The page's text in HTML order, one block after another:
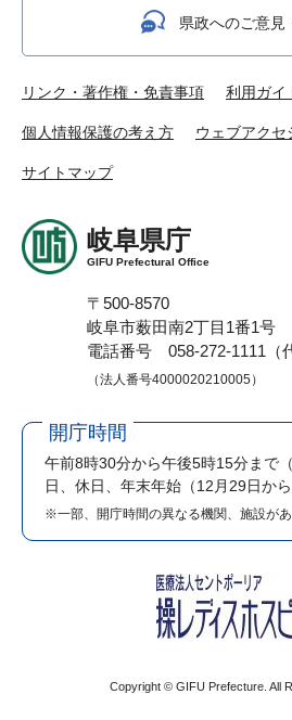
県政へのご意見
リンク・著作権・免責事項 利用ガイ
個人情報保護の考え方 ウェブアクセ
サイトマップ
岐阜県庁
GIFU Prefectural Office
〒500-8570
岐阜市薮田南2丁目1番1号
電話番号 058-272-1111（
（法人番号4000020210005）
開庁時間
午前8時30分から午後5時15分まで
日、休日、年末年始（12月29日か
※一部、開庁時間の異なる機関、施設があ
Copyright © GIFU Prefecture. All